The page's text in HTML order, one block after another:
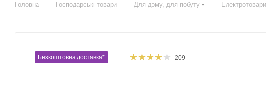
Головна — Господарські товари — Для дому, для побуту — Електротовари
Безкоштовна доставка* 209